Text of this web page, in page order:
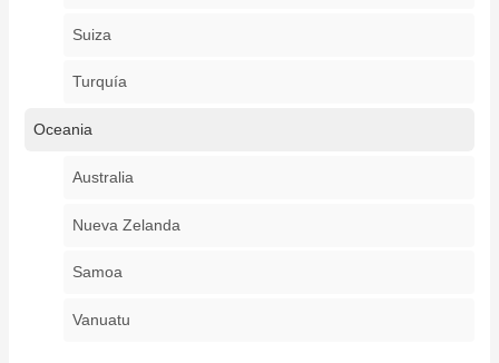
Suiza
Turquía
Oceania
Australia
Nueva Zelanda
Samoa
Vanuatu